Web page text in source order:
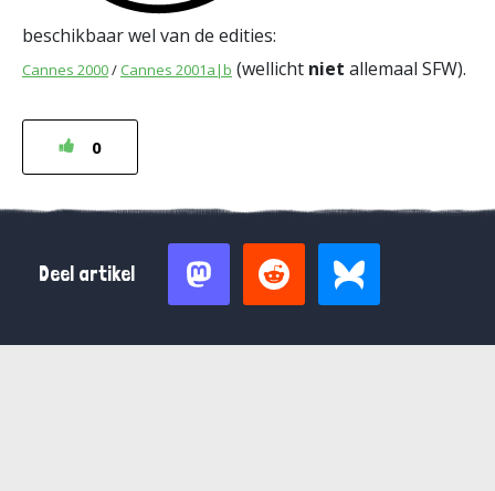
beschikbaar wel van de edities:
Cannes 2000/ Cannes 2001a|b (wellicht niet allemaal SFW).
0
Deel artikel